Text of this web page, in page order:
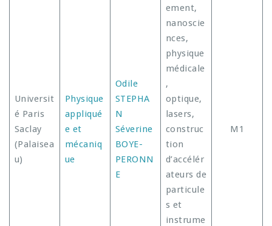
Universit
é Paris
Saclay
(Palaisea
u)
Physique
appliqué
e et
mécaniq
ue
Odile
STEPHA
N
Séverine
BOYE-
PERONN
E
ement,
nanoscie
nces,
physique
médicale
,
optique,
lasers,
construc
tion
d’accélér
ateurs de
particule
s et
instrume
M1